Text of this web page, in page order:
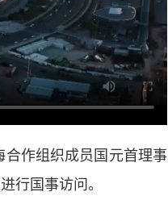
作组织成员国元首理事
行国事访问。